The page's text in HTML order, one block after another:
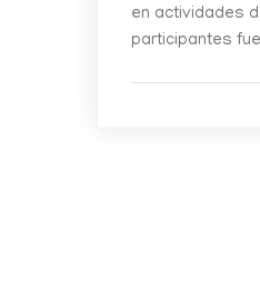
en actividades
participantes